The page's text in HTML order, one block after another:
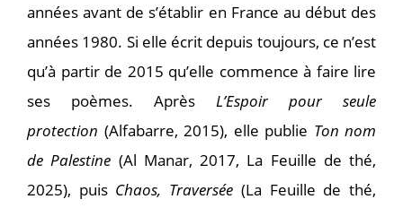
années avant de s’établir en France au début des
années 1980. Si elle écrit depuis toujours, ce n’est
qu’à partir de 2015 qu’elle commence à faire lire
ses poèmes. Après L’Espoir pour seule
protection (Alfabarre, 2015), elle publie Ton nom
de Palestine (Al Manar, 2017, La Feuille de thé,
2025), puis Chaos, Traversée (La Feuille de thé,